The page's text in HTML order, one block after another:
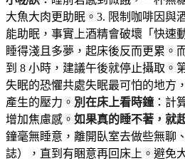
大魚大肉更助眠。3. 限制咖啡因與
能助眠，事實上酒精會破壞「快速
睡得淺且多夢，起床後反而更累。
到 8 小時，建議午後就停止攝取
失眠的恐懼共處失眠最可怕的地方
產生的壓力。 別在床上看時鐘：計
增加焦慮感。 如果真的睡不著，就
鐘毫無睡意，離開臥室去做些無聊
誌），直到有睏意再回床上。避免